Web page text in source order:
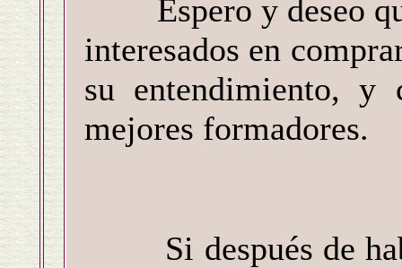
Espero y deseo
interesados en
su entendimiento, y
mejores formadores.
Si después de